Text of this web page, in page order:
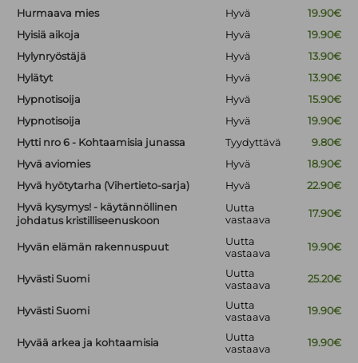
Hurmaava mies Hyvä
19.90€
Hyisiä aikoja
Hyvä
19.90€
Hylynryöstäjä
Hyvä
13.90€
Hylätyt
Hyvä
13.90€
Hypnotisoija
Hyvä
15.90€
Hypnotisoija
Hyvä
19.90€
Hytti nro 6 - Kohtaamisia junassa
Tyydyttävä
9.80€
Hyvä aviomies
Hyvä
18.90€
Hyvä hyötytarha (Vihertieto-sarja)
Hyvä
22.90€
Hyvä kysymys! - käytännöllinen
johdatus kristilliseenuskoon
Uutta
vastaava
17.90€
Hyvän elämän rakennuspuut
Uutta
vastaava
19.90€
Hyvästi Suomi
Uutta
vastaava
25.20€
Hyvästi Suomi
Uutta
vastaava
19.90€
Hyvää arkea ja kohtaamisia
Uutta
vastaava
19.90€